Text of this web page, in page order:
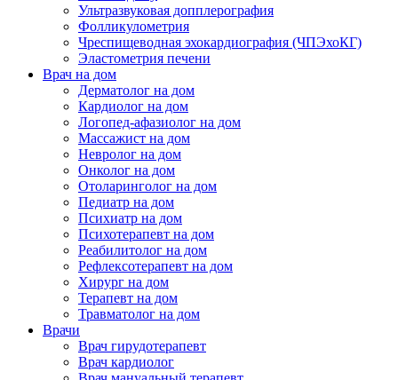
Ультразвуковая допплерография
Фолликулометрия
Чреспищеводная эхокардиография (ЧПЭхоКГ)
Эластометрия печени
Врач на дом
Дерматолог на дом
Кардиолог на дом
Логопед-афазиолог на дом
Массажист на дом
Невролог на дом
Онколог на дом
Отоларинголог на дом
Педиатр на дом
Психиатр на дом
Психотерапевт на дом
Реабилитолог на дом
Рефлексотерапевт на дом
Хирург на дом
Терапевт на дом
Травматолог на дом
Врачи
Врач гирудотерапевт
Врач кардиолог